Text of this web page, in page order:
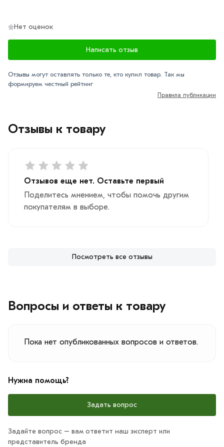
Отзывы к товару
Отзывов еще нет. Оставьте первый
Поделитесь мнением, чтобы помочь другим
покупателям в выборе.
Посмотреть все отзывы
Нет оценок
Написать отзыв
Отзывы могут оставлять только те, кто купил товар. Так мы
формируем честный рейтинг
Правила публикации
Вопросы и ответы к товару
Пока нет опубликованных вопросов и ответов.
Нужна помощь?
Задать вопрос
Задайте вопрос – вам ответит наш эксперт или
представитель бренда